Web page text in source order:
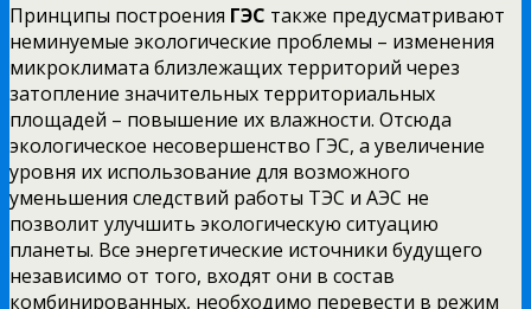
Принципы построения ГЭС также предусматривают
неминуемые экологические проблемы – изменения
микроклимата близлежащих территорий через
затопление значительных территориальных
площадей – повышение их влажности. Отсюда
экологическое несовершенство ГЭС, а увеличение
уровня их использование для возможного
уменьшения следствий работы ТЭС и АЭС не
позволит улучшить экологическую ситуацию
планеты. Все энергетические источники будущего
независимо от того, входят они в состав
комбинированных, необходимо перевести в режим